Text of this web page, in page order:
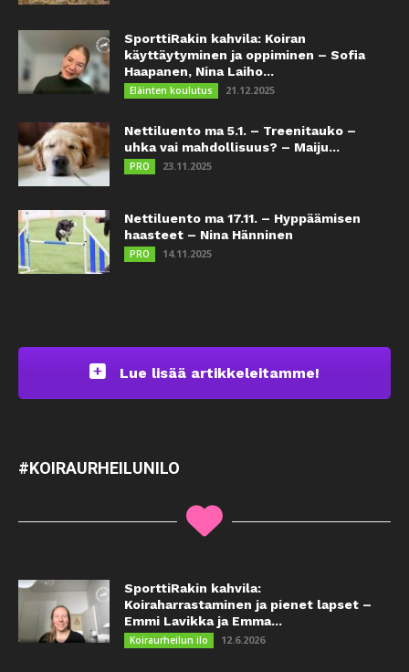
SporttiRakin kahvila: Koiran
käyttäytyminen ja oppiminen – Sofia
Haapanen, Nina Laiho...
Eläinten koulutus 21.12.2025
Nettiluento ma 5.1. – Treenitauko –
uhka vai mahdollisuus? – Maiju...
PRO 23.11.2025
Nettiluento ma 17.11. – Hyppäämisen
haasteet – Nina Hänninen
PRO 14.11.2025
Lue lisää artikkeleitamme!
#KOIRAURHEILUNILO
SporttiRakin kahvila:
Koiraharrastaminen ja pienet lapset –
Emmi Lavikka ja Emma...
Koiraurheilun ilo 12.6.2026